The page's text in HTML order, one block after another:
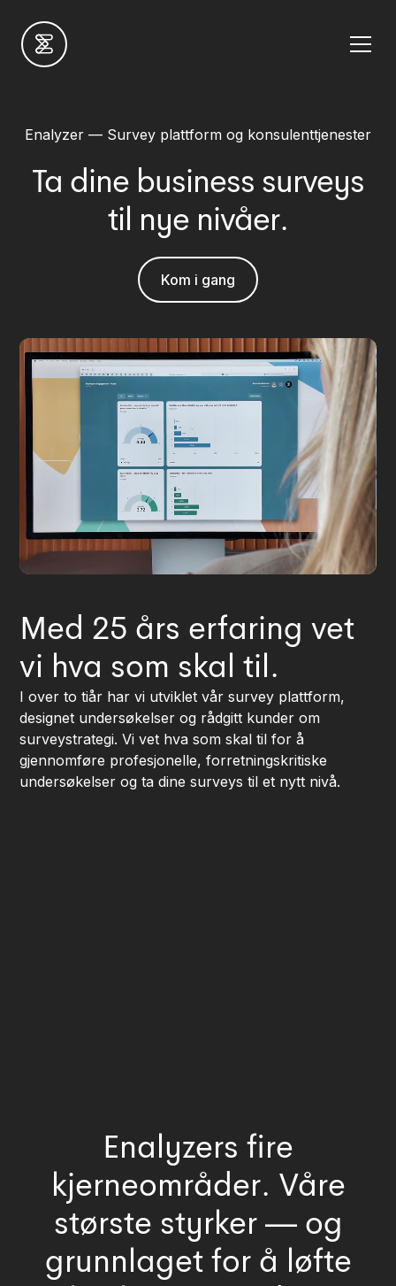
Enalyzer — Survey plattform og konsulenttjenester
Ta dine business surveys
til nye nivåer.
Kom i gang
Med 25 års erfaring vet
vi hva som skal til.
I over to tiår har vi utviklet vår survey plattform,
designet undersøkelser og rådgitt kunder om
surveystrategi. Vi vet hva som skal til for å
gjennomføre profesjonelle, forretningskritiske
undersøkelser og ta dine surveys til et nytt nivå.
Enalyzers fire
kjerneområder. Våre
største styrker — og
grunnlaget for å løfte